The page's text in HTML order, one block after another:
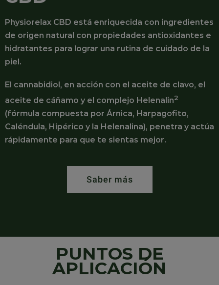
Physiorelax CBD está enriquecida con ingredientes
de origen natural con propiedades antioxidantes e
hidratantes para lograr una rutina de cuidado de la
piel.
El cannabidiol, en acción con el aceite de clavo, el
aceite de cáñamo y el complejo Helenalin2
(fórmula compuesta por Árnica, Harpagofito,
Caléndula, Hipérico y la Helenalina), penetra y actúa
rápidamente para que te sientas mejor.
Saber más
PUNTOS DE
APLICACIÓN